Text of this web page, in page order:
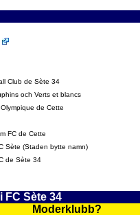
Club de Sète 34
och Verts et blancs
de Cette
FC de Cette
Sète (Staden bytte namn)
de Sète 34
FC Sète 34
Moderklubb?